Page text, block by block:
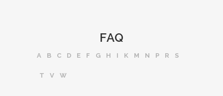
FAQ
A B C D E F G H I K M N P R S
T V W